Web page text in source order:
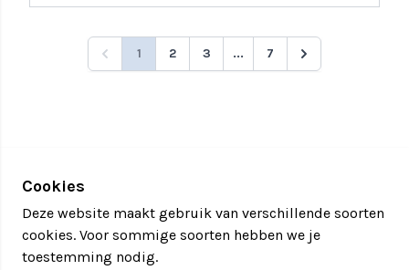
1 2 3 ... 7
Cookies
Deze website maakt gebruik van verschillende soorten
cookies. Voor sommige soorten hebben we je
toestemming nodig.